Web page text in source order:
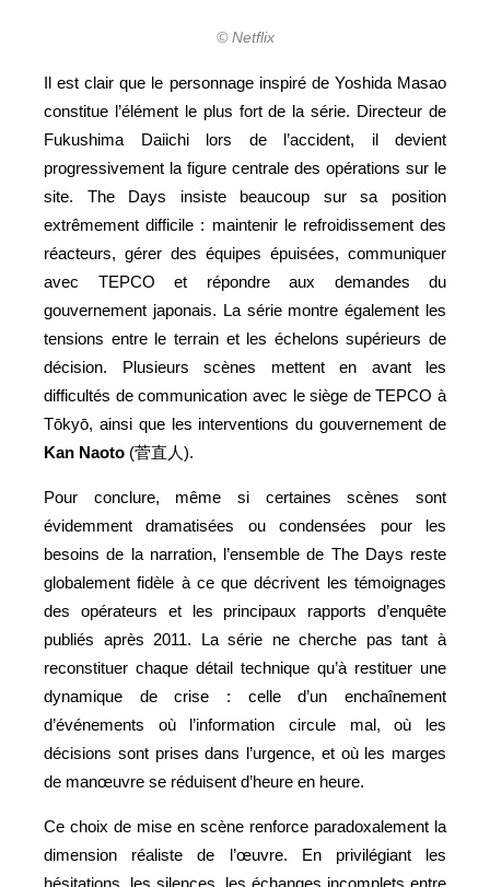
© Netflix
Il est clair que le personnage inspiré de Yoshida Masao
constitue l’élément le plus fort de la série. Directeur de
Fukushima Daiichi lors de l’accident, il devient
progressivement la figure centrale des opérations sur le
site. The Days insiste beaucoup sur sa position
extrêmement difficile : maintenir le refroidissement des
réacteurs, gérer des équipes épuisées, communiquer
avec TEPCO et répondre aux demandes du
gouvernement japonais. La série montre également les
tensions entre le terrain et les échelons supérieurs de
décision. Plusieurs scènes mettent en avant les
difficultés de communication avec le siège de TEPCO à
Tōkyō, ainsi que les interventions du gouvernement de
Kan Naoto (菅直人).
Pour conclure, même si certaines scènes sont
évidemment dramatisées ou condensées pour les
besoins de la narration, l’ensemble de The Days reste
globalement fidèle à ce que décrivent les témoignages
des opérateurs et les principaux rapports d’enquête
publiés après 2011. La série ne cherche pas tant à
reconstituer chaque détail technique qu’à restituer une
dynamique de crise : celle d’un enchaînement
d’événements où l’information circule mal, où les
décisions sont prises dans l’urgence, et où les marges
de manœuvre se réduisent d’heure en heure.
Ce choix de mise en scène renforce paradoxalement la
dimension réaliste de l’œuvre. En privilégiant les
hésitations, les silences, les échanges incomplets entre